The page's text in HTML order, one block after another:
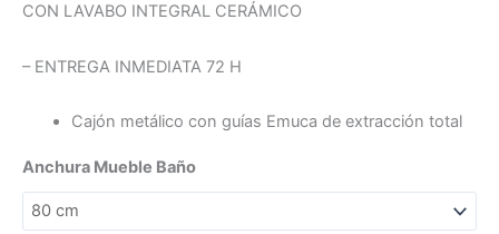
CON LAVABO INTEGRAL CERÁMICO
– ENTREGA INMEDIATA 72 H
Cajón metálico con guías Emuca de extracción total
Anchura Mueble Baño